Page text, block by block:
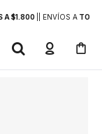
A $1.800 | ENVÍOS ATODO